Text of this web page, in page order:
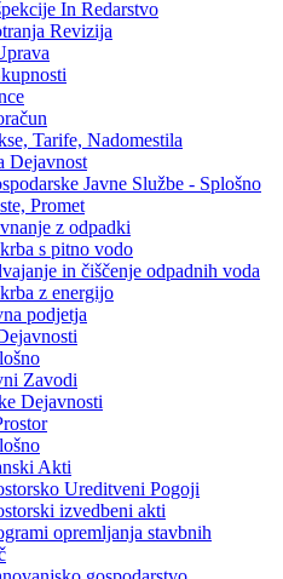
In Redarstvo
Revizija
Tarife, Nadomestila
Dejavnost
Javne Službe - Splošno
Promet
z odpadki
s pitno vodo
in čiščenje odpadnih voda
z energijo
podjetja
Zavodi
Dejavnosti
Akti
Ureditveni Pogoji
izvedbeni akti
opremljanja stavbnih